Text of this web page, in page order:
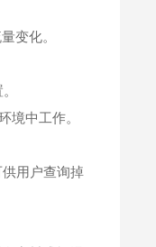
变化。
境中工作。
用户查询掉